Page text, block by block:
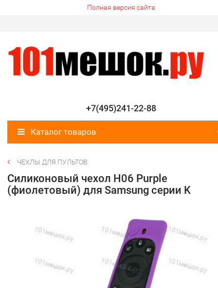
Полная версия сайта
+7(495)241-22-88
Каталог товаров
ЧЕХЛЫ ДЛЯ ПУЛЬТОВ
Силиконовый чехол H06 Purple
(фиолетовый) для Samsung серии K